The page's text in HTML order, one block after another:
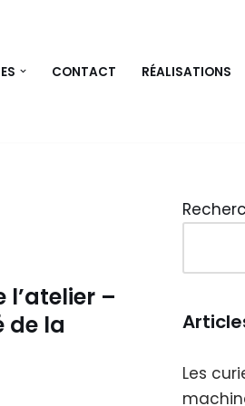
CONTACT RÉALISATIONS
l’atelier –
de la
Les